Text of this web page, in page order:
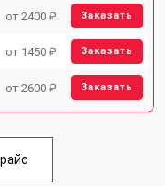
от 2400 ₽ Заказать
от 1450 ₽ Заказать
от 2600 ₽ Заказать